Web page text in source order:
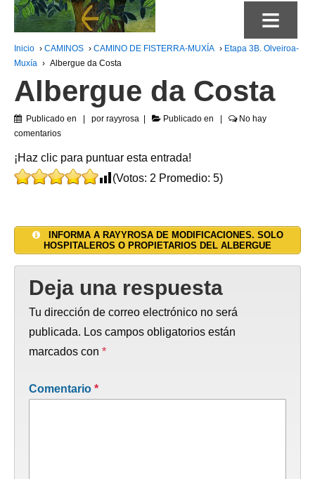
≡
Inicio › CAMINOS › CAMINO DE FISTERRA-MUXÍA › Etapa 3B. Olveiroa-
Muxía › Albergue da Costa
Albergue da Costa
Publicado en por rayyrosa Publicado en
No hay
comentarios
¡Haz clic para puntuar esta entrada!
(Votos: 2 Promedio: 5)
INFORMA A RAYYROSA DE MODIFICACIONES. SOLO
HOSPITALEROS O PROPIETARIOS DEL ALBERGUE
Deja una respuesta
Tu dirección de correo electrónico no será
publicada. Los campos obligatorios están
marcados con *
Comentario *